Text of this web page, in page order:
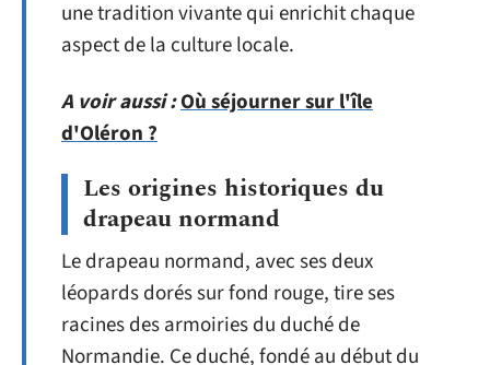
une tradition vivante qui enrichit chaque
aspect de la culture locale.
A voir aussi :Où séjourner sur l'île
d'Oléron ?
Les origines historiques du
drapeau normand
Le drapeau normand, avec ses deux
léopards dorés sur fond rouge, tire ses
racines des armoiries du duché de
Normandie. Ce duché, fondé au début du